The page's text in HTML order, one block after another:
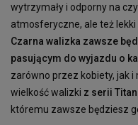
wytrzymały i odporny na
atmosferyczne, ale też lekki
Czarna walizka zawsze
pasującym do wyjazdu o
zarówno przez kobiety, jak i
wielkość walizki z serii
któremu zawsze będziesz